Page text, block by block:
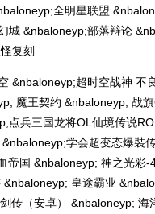
全明星联盟
城 &nbaloneyp;部落辩论
复刻
&nbaloneyp;超时空战神 不
魔王契约 &nbaloneyp; 战
点兵三国龙将OL仙境传说
学会超变态爆裝
帝国 &nbaloneyp; 神之光彩
皇途霸业
传（安卓） &nbaloneyp;